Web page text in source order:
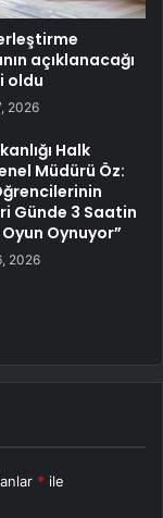
açıklanacağı
oldu
2026
Halk
Müdürü Öz:
Günde 3 Saatin
Oynuyor”
2026
* ile